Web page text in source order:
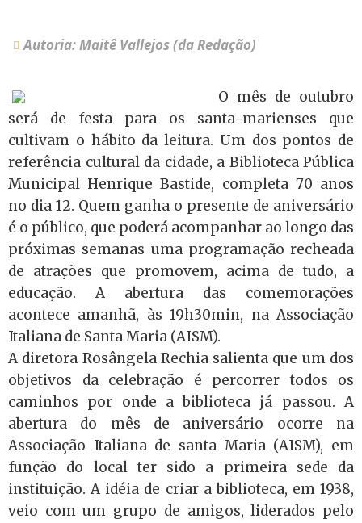
Autoria: Maitê Vallejos (da Redação)
O mês de outubro
será de festa para os santa-marienses que
cultivam o hábito da leitura. Um dos pontos de
referência cultural da cidade, a Biblioteca Pública
Municipal Henrique Bastide, completa 70 anos
no dia 12. Quem ganha o presente de aniversário
é o público, que poderá acompanhar ao longo das
próximas semanas uma programação recheada
de atrações que promovem, acima de tudo, a
educação. A abertura das comemorações
acontece amanhã, às 19h30min, na Associação
Italiana de Santa Maria (AISM).
A diretora Rosângela Rechia salienta que um dos
objetivos da celebração é percorrer todos os
caminhos por onde a biblioteca já passou. A
abertura do mês de aniversário ocorre na
Associação Italiana de santa Maria (AISM), em
função do local ter sido a primeira sede da
instituição. A idéia de criar a biblioteca, em 1938,
veio com um grupo de amigos, liderados pelo